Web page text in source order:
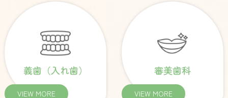
義歯（入れ歯）
VIEW MORE
審美歯科
VIEW MORE